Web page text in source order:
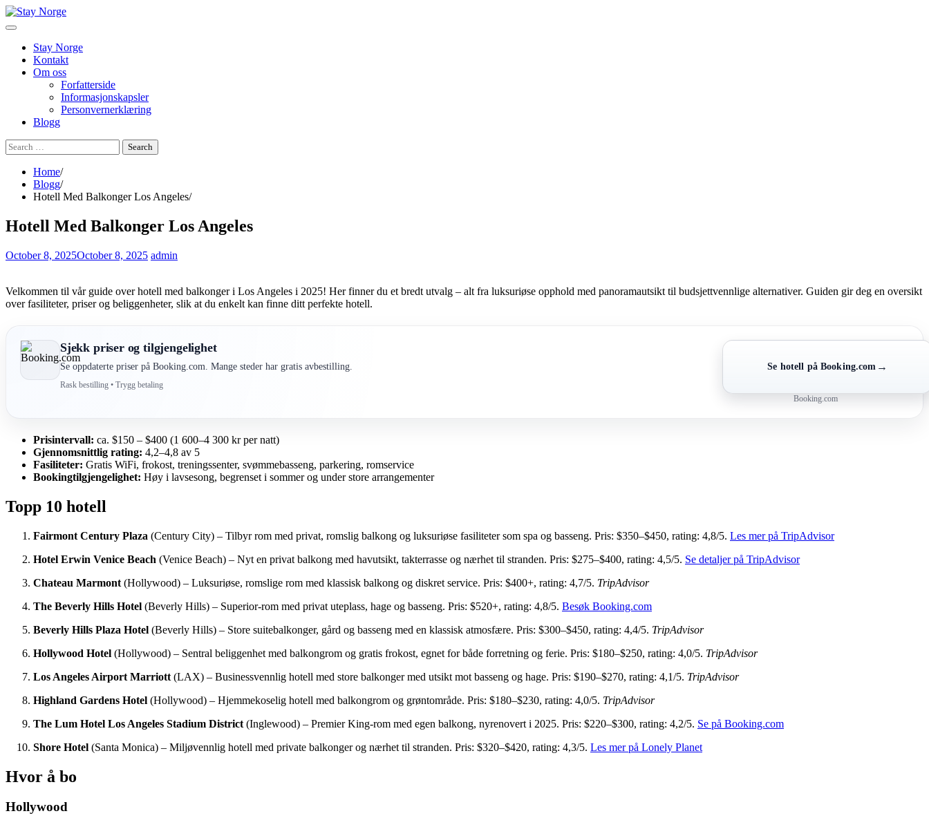
Skip
to
Stay Norge
Kontakt
Om oss
Forfatterside
Informasjonskapsler
Personvernerklæring
Blogg
Search
for:
Home
Blogg
Hotell Med Balkonger Los Angeles
Hotell Med Balkonger Los Angeles
October 8, 2025October 8, 2025 admin
Velkommen til vår guide over hotell med balkonger i Los Angeles i 2025! Her finner du et bredt utvalg – alt fra luksuriøse opphold med panoramautsikt til budsjettvennlige alternativer. Guiden gir deg en oversikt
over fasiliteter, priser og beliggenheter, slik at du enkelt kan finne ditt perfekte hotell.
Sjekk priser og tilgjengelighet
Se oppdaterte priser på Booking.com. Mange steder har gratis avbestilling.
Rask bestilling • Trygg betaling
Se hotell på Booking.com →
Booking.com
Prisintervall: ca. $150 – $400 (1 600–4 300 kr per natt)
Gjennomsnittlig rating: 4,2–4,8 av 5
Fasiliteter: Gratis WiFi, frokost, treningssenter, svømmebasseng, parkering, romservice
Bookingtilgjengelighet: Høy i lavsesong, begrenset i sommer og under store arrangementer
Topp 10 hotell
Fairmont Century Plaza (Century City) – Tilbyr rom med privat, romslig balkong og luksuriøse fasiliteter som spa og basseng. Pris: $350–$450, rating: 4,8/5. Les mer på TripAdvisor
Hotel Erwin Venice Beach (Venice Beach) – Nyt en privat balkong med havutsikt, takterrasse og nærhet til stranden. Pris: $275–$400, rating: 4,5/5. Se detaljer på TripAdvisor
Chateau Marmont (Hollywood) – Luksuriøse, romslige rom med klassisk balkong og diskret service. Pris: $400+, rating: 4,7/5. TripAdvisor
The Beverly Hills Hotel (Beverly Hills) – Superior-rom med privat uteplass, hage og basseng. Pris: $520+, rating: 4,8/5. Besøk Booking.com
Beverly Hills Plaza Hotel (Beverly Hills) – Store suitebalkonger, gård og basseng med en klassisk atmosfære. Pris: $300–$450, rating: 4,4/5. TripAdvisor
Hollywood Hotel (Hollywood) – Sentral beliggenhet med balkongrom og gratis frokost, egnet for både forretning og ferie. Pris: $180–$250, rating: 4,0/5. TripAdvisor
Los Angeles Airport Marriott (LAX) – Businessvennlig hotell med store balkonger med utsikt mot basseng og hage. Pris: $190–$270, rating: 4,1/5. TripAdvisor
Highland Gardens Hotel (Hollywood) – Hjemmekoselig hotell med balkongrom og grøntområde. Pris: $180–$230, rating: 4,0/5. TripAdvisor
The Lum Hotel Los Angeles Stadium District (Inglewood) – Premier King-rom med egen balkong, nyrenovert i 2025. Pris: $220–$300, rating: 4,2/5. Se på Booking.com
Shore Hotel (Santa Monica) – Miljøvennlig hotell med private balkonger og nærhet til stranden. Pris: $320–$420, rating: 4,3/5. Les mer på Lonely Planet
Hvor å bo
Hollywood